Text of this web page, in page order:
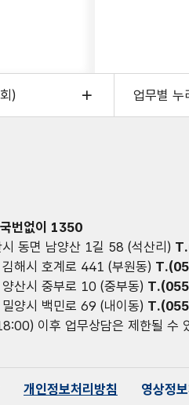
) 업무별 누
번없이 1350
동면 남양산 1길 58 (석산리)
해시 호계로 441 (부원동)
산시 중부로 10 (중부동)
양시 백민로 69 (내이동)
이후 업무상담은 제한될 수
개인정보처리방침 영상정